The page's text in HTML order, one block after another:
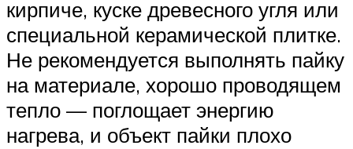
кирпиче, куске древесного угля или
специальной керамической плитке.
Не рекомендуется выполнять пайку
на материале, хорошо проводящем
тепло — поглощает энергию
нагрева, и объект пайки плохо